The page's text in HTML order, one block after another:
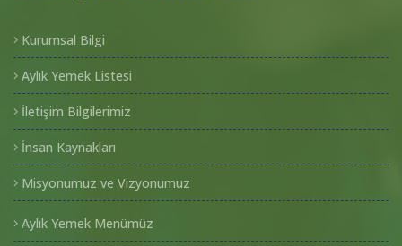
Kurumsal Bilgi
Aylık Yemek Listesi
İletişim Bilgilerimiz
İnsan Kaynakları
Misyonumuz ve Vizyonumuz
Aylık Yemek Menümüz